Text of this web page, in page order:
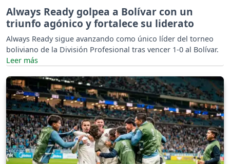
Always Ready golpea a Bolívar con un
triunfo agónico y fortalece su liderato
Always Ready sigue avanzando como único líder del torneo
boliviano de la División Profesional tras vencer 1-0 al Bolívar.